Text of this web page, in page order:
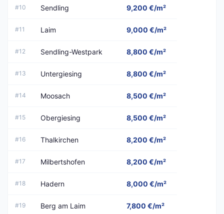
#10 Sendling 9,200 €/m²
#11 Laim 9,000 €/m²
#12 Sendling-Westpark 8,800 €/m²
#13 Untergiesing 8,800 €/m²
#14 Moosach 8,500 €/m²
#15 Obergiesing 8,500 €/m²
#16 Thalkirchen 8,200 €/m²
#17 Milbertshofen 8,200 €/m²
#18 Hadern 8,000 €/m²
#19 Berg am Laim 7,800 €/m²